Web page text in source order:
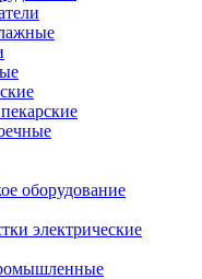
оборудование
электрические